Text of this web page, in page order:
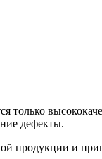
только
дефекты.
продукции и